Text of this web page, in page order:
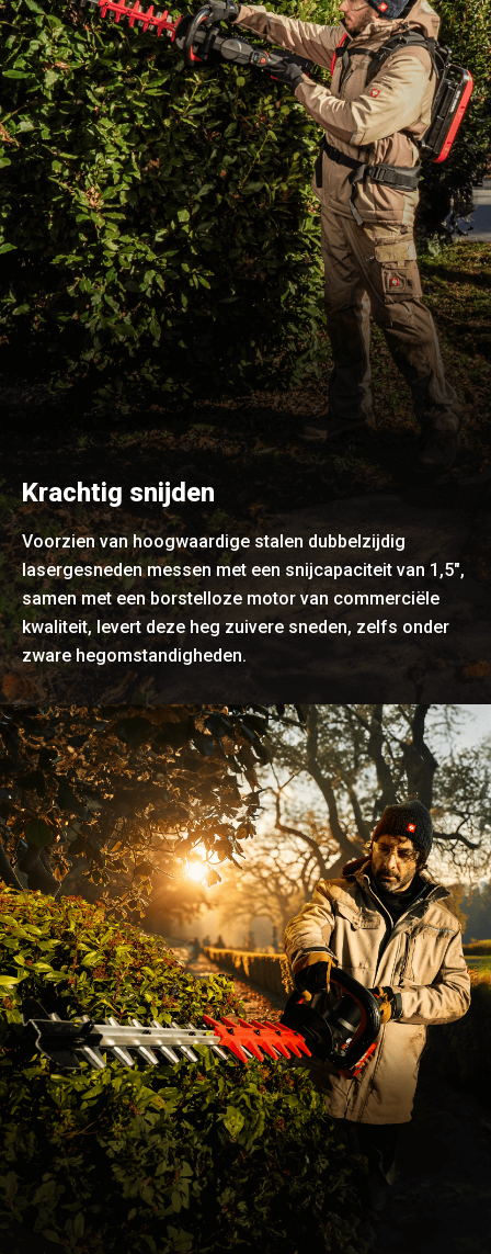
Krachtig snijden
Voorzien van hoogwaardige stalen dubbelzijdig
lasergesneden messen met een snijcapaciteit van 1,5",
samen met een borstelloze motor van commerciële
kwaliteit, levert deze heg zuivere sneden, zelfs onder
zware hegomstandigheden.